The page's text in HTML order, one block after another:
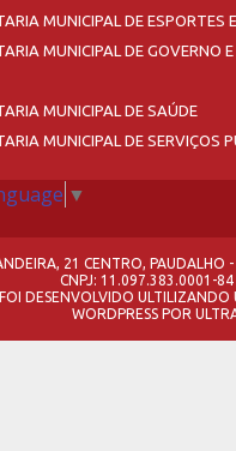
MUNICIPAL DE ESPORTES
MUNICIPAL DE GOVERNO
MUNICIPAL DE SAÚDE
MUNICIPAL DE SERVIÇOS
▼
21 CENTRO, PAUDALHO
CNPJ: 11.097.383.0001-84
DESENVOLVIDO ULTILIZANDO
WORDPRESS POR